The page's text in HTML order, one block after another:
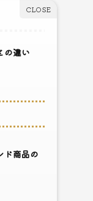
の違い
ド商品の